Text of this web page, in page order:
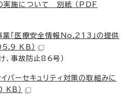
実施について 別紙 （PDF
業「医療安全情報No.213」の提供
KB）
、事故防止86号）
バーセキュリティ対策の取組みに
KB）